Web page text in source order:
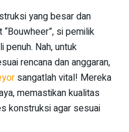
yang besar dan
si pemilik
Nah, untuk
rencana dan anggaran,
sangatlah vital! Mereka
memastikan kualitas
konstruksi agar sesuai